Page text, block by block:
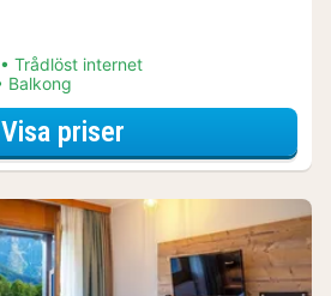
Trådlöst internet
Balkong
Visa priserför Dubbelrum